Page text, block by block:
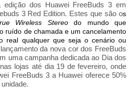
edição dos Huawei FreeBuds 3 em
3 Red Edition. Estes que são os
Wireless Stereodo mundo que
ruído de chamada e um cancelamento
real qualquer que seja o cenário ou
da nova cor dos FreeBuds
uma campanha dedicada ao Dia dos
lojas até dia 19 de fevereiro, onde
FreeBuds 3 a Huawei oferece 50%